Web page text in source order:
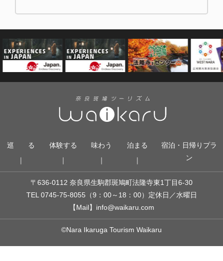
巡 る 体験する 味わう 泊まる
宿泊・日帰りプラ
ン
〒636-0112 奈良県生駒郡斑鳩町法隆寺東1丁目6-30
TEL 0745-75-8055 （9：00～18：00） 定休日／水曜日
【Mail】 info@waikaru.com
©Nara Ikaruga Tourism Waikaru